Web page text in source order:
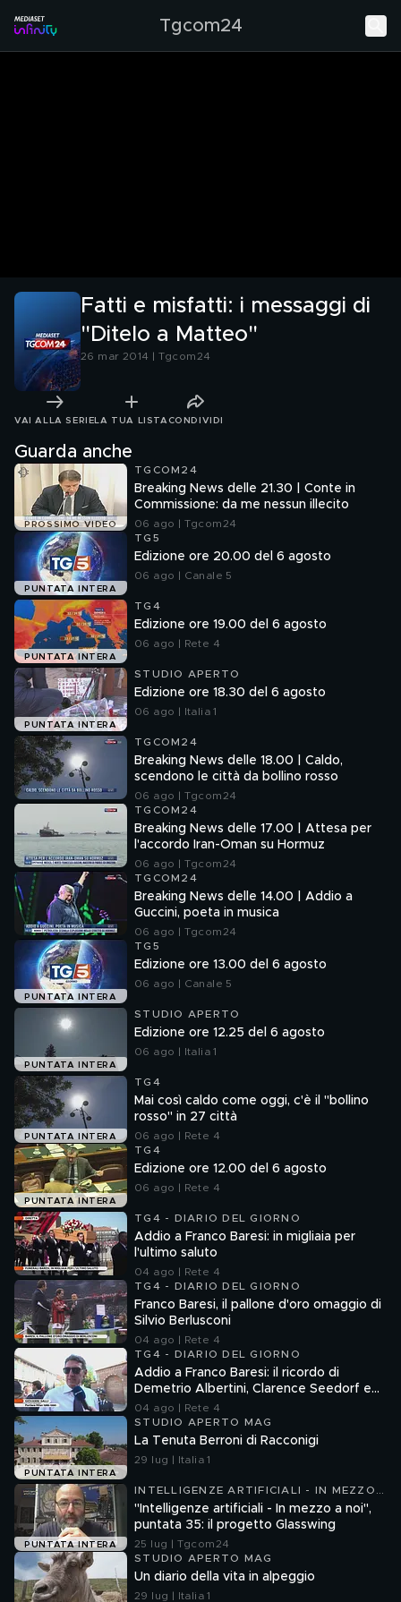
Tgcom24
Fatti e misfatti: i messaggi di
"Ditelo a Matteo"
26 mar 2014 | Tgcom24
VAI ALLA SERIE LA TUA LISTA CONDIVIDI
Guarda anche
PROSSIMO VIDEO
TGCOM24
Breaking News delle 21.30 | Conte in
Commissione: da me nessun illecito
06 ago | Tgcom24
PUNTATA INTERA
TG5
Edizione ore 20.00 del 6 agosto
06 ago | Canale 5
PUNTATA INTERA
TG4
Edizione ore 19.00 del 6 agosto
06 ago | Rete 4
PUNTATA INTERA
STUDIO APERTO
Edizione ore 18.30 del 6 agosto
06 ago | Italia 1
TGCOM24
Breaking News delle 18.00 | Caldo,
scendono le città da bollino rosso
06 ago | Tgcom24
TGCOM24
Breaking News delle 17.00 | Attesa per
l'accordo Iran-Oman su Hormuz
06 ago | Tgcom24
TGCOM24
Breaking News delle 14.00 | Addio a
Guccini, poeta in musica
06 ago | Tgcom24
PUNTATA INTERA
TG5
Edizione ore 13.00 del 6 agosto
06 ago | Canale 5
PUNTATA INTERA
STUDIO APERTO
Edizione ore 12.25 del 6 agosto
06 ago | Italia 1
PUNTATA INTERA
TG4
Mai così caldo come oggi, c'è il "bollino
rosso" in 27 città
06 ago | Rete 4
PUNTATA INTERA
TG4
Edizione ore 12.00 del 6 agosto
06 ago | Rete 4
TG4 - DIARIO DEL GIORNO
Addio a Franco Baresi: in migliaia per
l'ultimo saluto
04 ago | Rete 4
TG4 - DIARIO DEL GIORNO
Franco Baresi, il pallone d'oro omaggio di
Silvio Berlusconi
04 ago | Rete 4
TG4 - DIARIO DEL GIORNO
Addio a Franco Baresi: il ricordo di
Demetrio Albertini, Clarence Seedorf e
Giovanni Galli
04 ago | Rete 4
PUNTATA INTERA
STUDIO APERTO MAG
La Tenuta Berroni di Racconigi
29 lug | Italia 1
PUNTATA INTERA
INTELLIGENZE ARTIFICIALI - IN MEZZO
A NOI
"Intelligenze artificiali - In mezzo a noi",
puntata 35: il progetto Glasswing
25 lug | Tgcom24
STUDIO APERTO MAG
Un diario della vita in alpeggio
29 lug | Italia 1